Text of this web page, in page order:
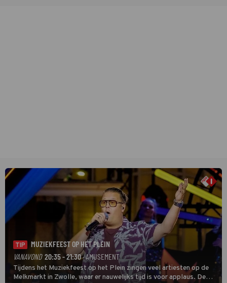
TIP
MUZIEKFEEST OP HET PLEIN
VANAVOND 20:35 - 21:30· AMUSEMENT
Tijdens het Muziekfeest op het Plein zingen veel artiesten op de
Melkmarkt in Zwolle, waar er nauwelijks tijd is voor applaus. De